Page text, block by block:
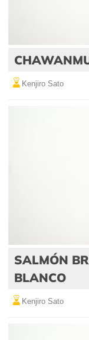
Kenjiro Sato
SALMÓN
BLANCO
Kenjiro Sato